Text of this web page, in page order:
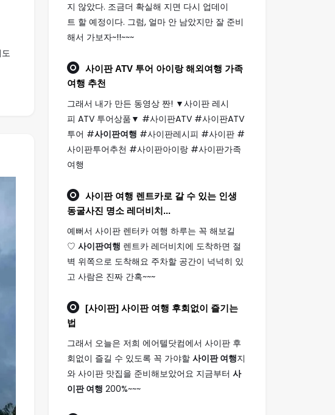
지 않았다. 조금더 확실해 지면 다시 업데이
트 할 예정이다. 그럼, 얼마 안 남았지만 잘 준비
해서 가보자~!!~~~
사이판ATV 투어 아이랑 해외 여행 가족
여행 추천
그래서 내가 만든 동영상 짠! ▼사이판 레시
피 ATV 투어상품▼ #사이판ATV #사이판ATV
투어 #사이판여행 #사이판레시피 #사이판 #
사이판투어추천 #사이판아이랑 #사이판가족
여행
사이판 여행 렌트카로 갈 수 있는 인생
동굴사진 명소 레더비치...
예뻐서 사이판 렌터카 여행 하루는 꼭 해보길
♡ 사이판여행 렌트카 레더비치에 도착하면 절
벽 위쪽으로 도착해요 주차할 공간이 넉넉히 있
고 사람은 진짜 간혹~~~
[사이판] 사이판 여행 후회없이 즐기는
법
그래서 오늘은 저희 에어텔닷컴에서 사이판 후
회없이 즐길 수 있도록 꼭 가야할 사이판 여행지
와 사이판 맛집을 준비해보았어요 지금부터 사
이판 여행 200%~~~